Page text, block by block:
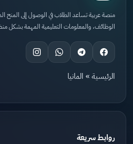
منصة عربية تساعد الطلاب في الوصول إلى المنح
الوظائف، والمعلومات التعليمية المهمة بشكل
الرئيسية » المانيا
روابط سريعة